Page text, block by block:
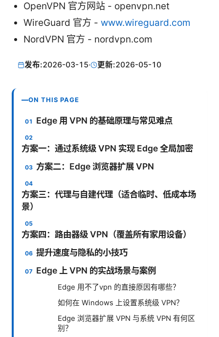
OpenVPN 官方网站 - openvpn.net
WireGuard 官方 - www.wireguard.com
NordVPN 官方 - nordvpn.com
发布:2026-03-15· 更新:2026-05-10
ON THIS PAGE
Edge 用 VPN 的基础原理与常见难点
方案一：通过系统级 VPN 实现 Edge 全局加密
方案二：Edge 浏览器扩展 VPN
方案三：代理与自建代理（适合临时、低成本场
景）
方案四：路由器级 VPN（覆盖所有家用设备）
提升速度与隐私的小技巧
Edge 上 VPN 的实战场景与案例
Edge 用不了vpn 的直接原因有哪些？
如何在 Windows 上设置系统级 VPN？
Edge 浏览器扩展 VPN 与系统 VPN 有何区
别？